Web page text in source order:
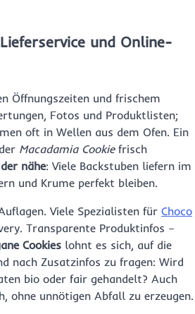
und Online-
Öffnungszeiten und frischem
Fotos und Produktlisten;
oft in Wellen aus dem Ofen. Ein
Macadamia Cookiefrisch
nähe: Viele Backstuben liefern im
und Krume perfekt bleiben.
Viele Spezialisten für Choco
Transparente Produktinfos –
Cookies lohnt es sich, auf die
nach Zusatzinfos zu fragen: Wird
bio oder fair gehandelt? Auch
ohne unnötigen Abfall zu erzeugen.